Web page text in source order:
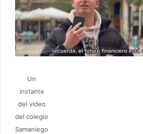
Un
instante
del vídeo
del colegio
Samaniego